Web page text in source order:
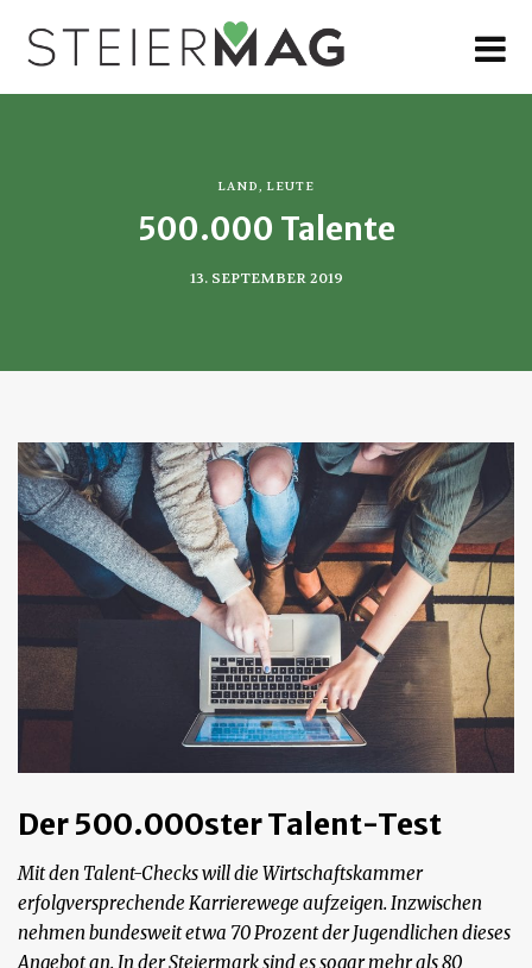
MENU
LAND, LEUTE
500.000 Talente
13. SEPTEMBER 2019
Der 500.000ster Talent-Test
Mit den Talent-Checks will die Wirtschaftskammer
erfolgversprechende Karrierewege aufzeigen. Inzwischen
nehmen bundesweit etwa 70 Prozent der Jugendlichen dieses
Angebot an. In der Steiermark sind es sogar mehr als 80